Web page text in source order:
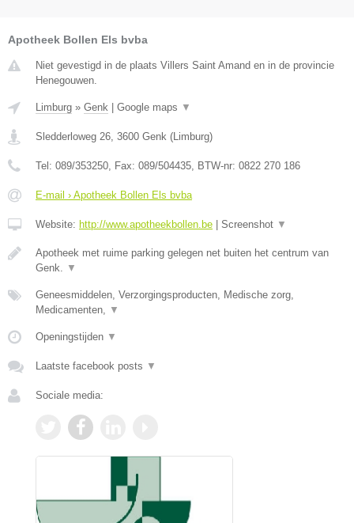
Apotheek Bollen Els bvba
Niet gevestigd in de plaats Villers Saint Amand en in de provincie
Henegouwen.
Limburg » Genk | Google maps ▼
Sledderloweg 26 3600 Genk (Limburg)
Tel: 089/353250 , Fax: 089/504435 , BTW-nr: 0822 270 186
E-mail › Apotheek Bollen Els bvba
Website: http://www.apotheekbollen.be | Screenshot ▼
Apotheek met ruime parking gelegen net buiten het centrum van
Genk.
▼
Geneesmiddelen, Verzorgingsproducten, Medische zorg,
Medicamenten,
▼
Openingstijden ▼
Laatste facebook posts ▼
Sociale media: